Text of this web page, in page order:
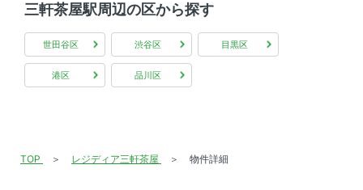
三軒茶屋駅周辺の区から探す
世田谷区 渋谷区 目黒区
港区 品川区
TOP レジディア三軒茶屋 物件詳細